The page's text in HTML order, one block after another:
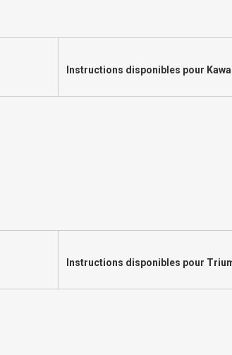
Instructions disponibles pour
Instructions disponibles pour